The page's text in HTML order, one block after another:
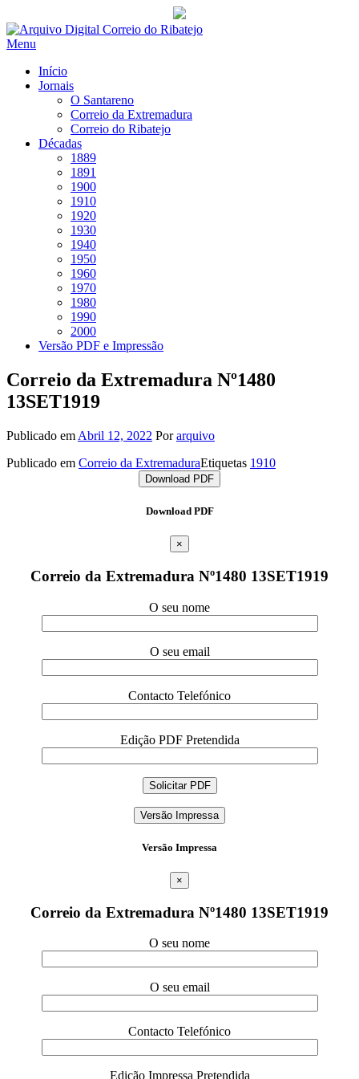
Saltar
para
Menu
Início
Jornais
O Santareno
Correio da Extremadura
Correio do Ribatejo
Décadas
1889
1891
1900
1910
1920
1930
1940
1950
1960
1970
1980
1990
2000
Versão PDF e Impressão
Correio da Extremadura Nº1480
13SET1919
Publicado em Abril 12, 2022 Porarquivo
Publicado em Correio da ExtremaduraEtiquetas 1910
Download PDF
Download PDF
×
Correio da Extremadura Nº1480 13SET1919
O seu nome
O seu email
Contacto Telefónico
Edição PDF Pretendida
Versão Impressa
Versão Impressa
×
Correio da Extremadura Nº1480 13SET1919
O seu nome
O seu email
Contacto Telefónico
Edição Impressa Pretendida